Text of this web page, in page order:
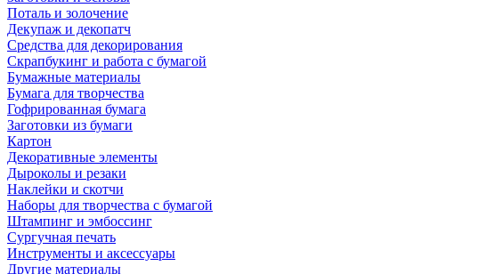
Поталь и золочение
Декупаж и декопатч
Средства для декорирования
Скрапбукинг и работа с бумагой
Бумажные материалы
Бумага для творчества
Гофрированная бумага
Заготовки из бумаги
Картон
Декоративные элементы
Дыроколы и резаки
Наклейки и скотчи
Наборы для творчества с бумагой
Штампинг и эмбоссинг
Сургучная печать
Инструменты и аксессуары
Другие материалы